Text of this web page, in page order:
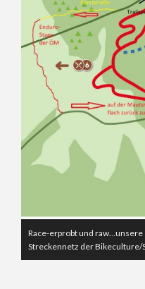
Race-erprobt und
Streckennetz der Bikeculture/